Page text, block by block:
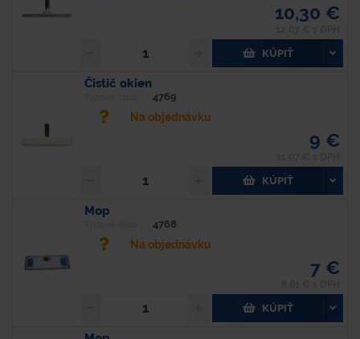
10,30 €
KÚPIŤ
Čistič okien
4769
Na objednávku
9 €
KÚPIŤ
Mop
4768
Na objednávku
7 €
KÚPIŤ